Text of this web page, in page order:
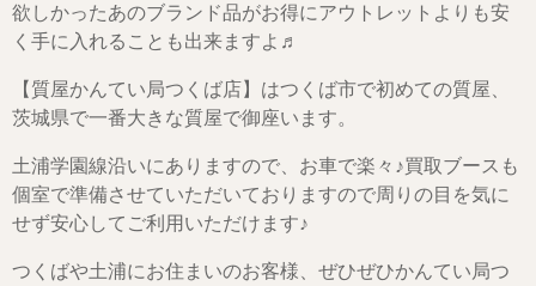
欲しかったあのブランド品がお得にアウトレットよりも安
く手に入れることも出来ますよ♬
【質屋かんてい局つくば店】はつくば市で初めての質屋、
茨城県で一番大きな質屋で御座います。
土浦学園線沿いにありますので、お車で楽々♪買取ブースも
個室で準備させていただいておりますので周りの目を気に
せず安心してご利用いただけます♪
つくばや土浦にお住まいのお客様、ぜひぜひかんてい局つ